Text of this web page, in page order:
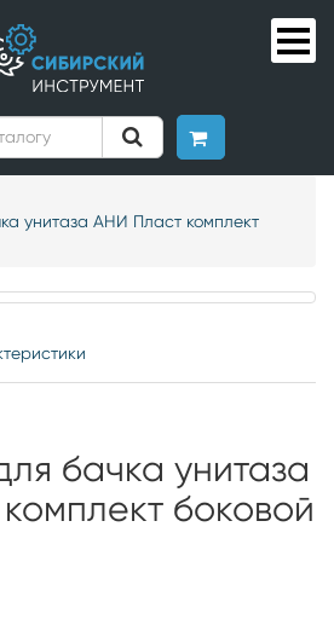
унитаза АНИ Пласт комплект
бачка унитаза
боковой